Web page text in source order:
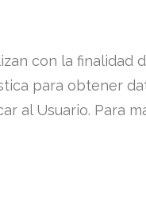
con la finalidad
para obtener
al Usuario. Para